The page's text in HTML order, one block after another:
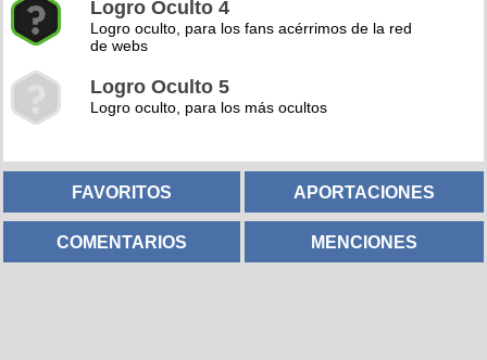
Logro Oculto 4
Logro oculto, para los fans acérrimos de la red
de webs
Logro Oculto 5
Logro oculto, para los más ocultos
FAVORITOS APORTACIONES
COMENTARIOS MENCIONES